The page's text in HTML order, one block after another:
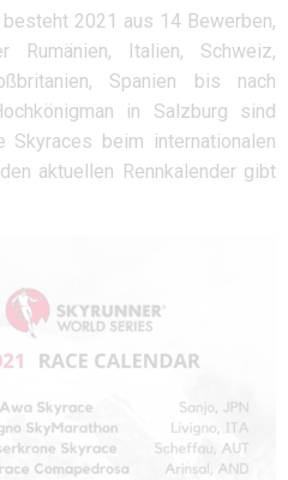
2021 aus 14 Bewerben,
Italien, Schweiz,
Spanien bis nach
in Salzburg sind
beim internationalen
aktuellen Rennkalender gibt